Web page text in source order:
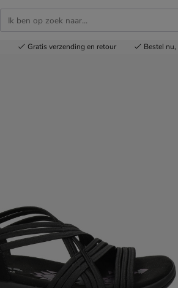
Gratis verzending en retour Bestel nu,